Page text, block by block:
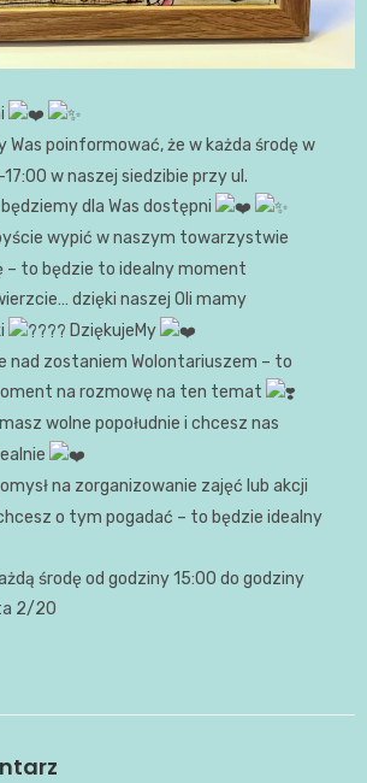
Was poinformować, że w każda środę w
w naszej siedzibie przy ul.
dla Was dostępni
wypić w naszym towarzystwie
– to będzie to idealny moment
dzięki naszej Oli mamy
DziękujeMy
nad zostaniem Wolontariuszem – to
na rozmowę na ten temat
wolne popołudnie i chcesz nas
na zorganizowanie zajęć lub akcji
o tym pogadać – to będzie idealny
środę od godziny 15:00 do godziny
2/20